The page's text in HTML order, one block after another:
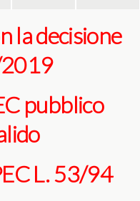
la decisione
pubblico
L. 53/94